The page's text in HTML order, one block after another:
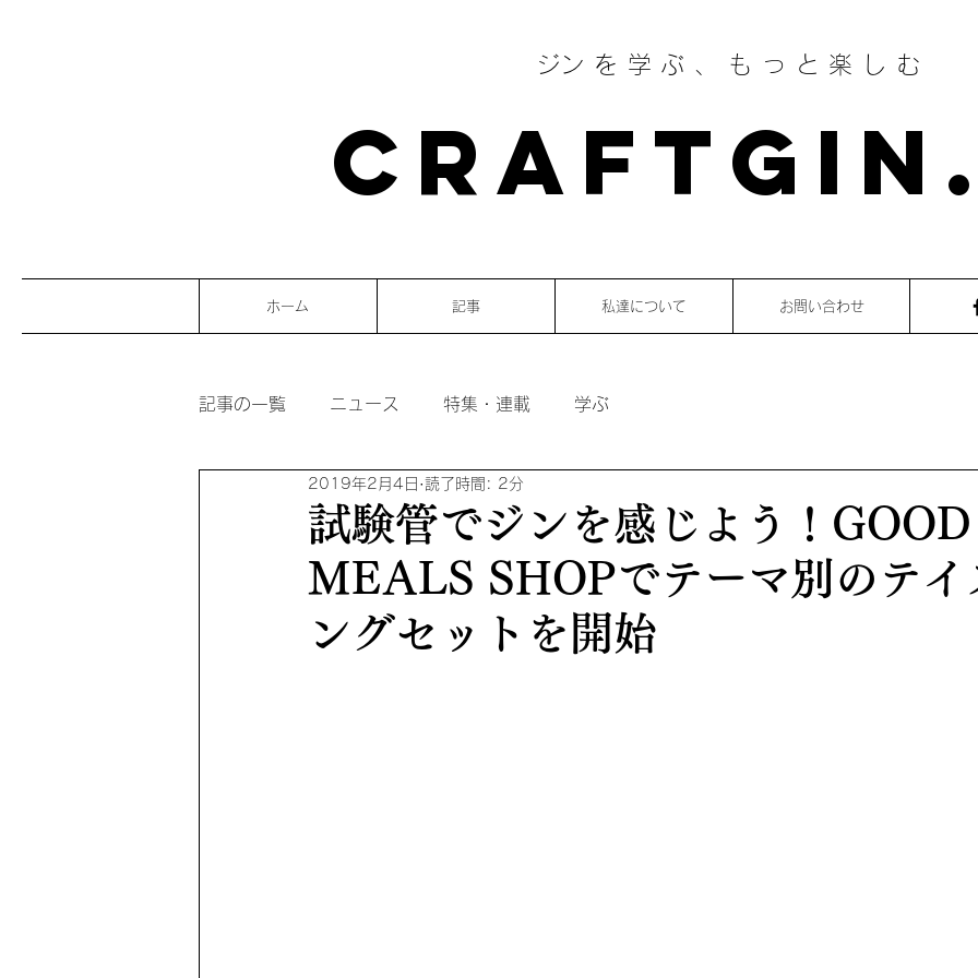
​ジンを学ぶ、もっと楽しむ
ホーム 記事 私達について お問い合わせ
記事の一覧 ニュース 特集・連載 学ぶ
試験管でジンを感じよう！GOOD
MEALS SHOPでテーマ別のテイ
ングセットを開始
2019年2月4日 読了時間: 2分